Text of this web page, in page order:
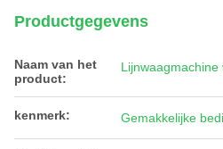
Productgegevens
Naam van het
product:
kenmerk: Gemakkelijke